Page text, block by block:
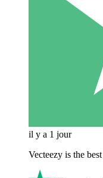
il y a 1 jour
Vecteezy is the